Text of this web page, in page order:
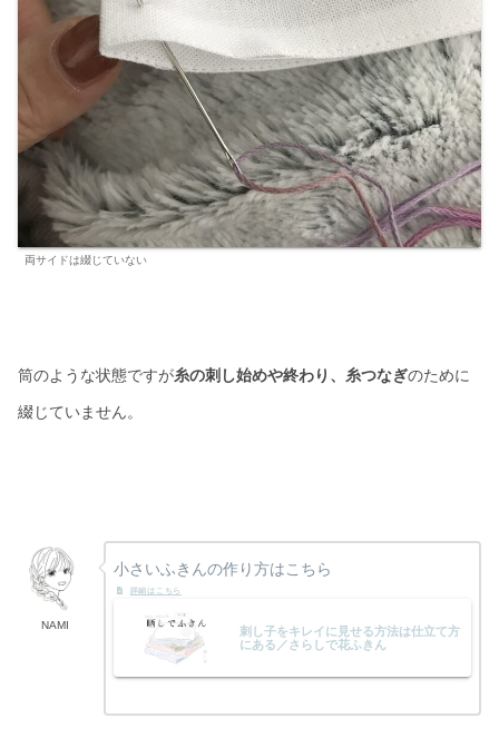
両サイドは綴じていない
筒のような状態ですが糸の刺し始めや終わり、糸つなぎのために
綴じていません。
NAMI
小さいふきんの作り方はこちら
刺し子をキレイに見せる方法は仕立て方
にある／さらしで花ふきん